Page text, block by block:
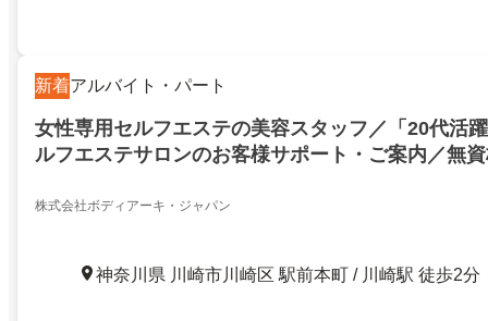
新着アルバイト・パート
女性専用セルフエステの美容スタッフ／「20代活
ルフエステサロンのお客様サポート・ご案内／無
株式会社ボディアーキ・ジャパン
神奈川県 川崎市川崎区 駅前本町 / 川崎駅 徒歩2分